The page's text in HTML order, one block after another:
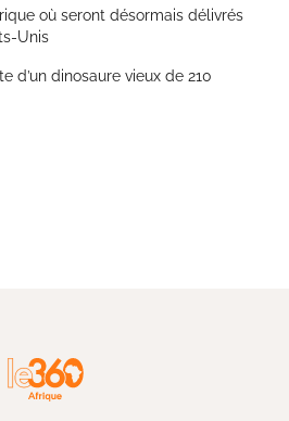
où seront désormais délivrés
Unis
d’un dinosaure vieux de 210